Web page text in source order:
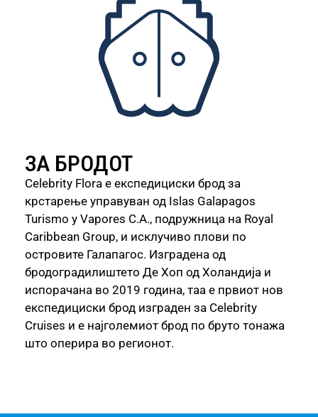
ЗА БРОДОТ
Celebrity Flora е експедициски брод за
крстарење управуван од Islas Galapagos
Turismo y Vapores C.A., подружница на Royal
Caribbean Group, и исклучиво плови по
островите Галапагос. Изградена од
бродоградилиштето Де Хоп од Холандија и
испорачана во 2019 година, таа е првиот нов
експедициски брод изграден за Celebrity
Cruises и е најголемиот брод по бруто тонажа
што оперира во регионот.